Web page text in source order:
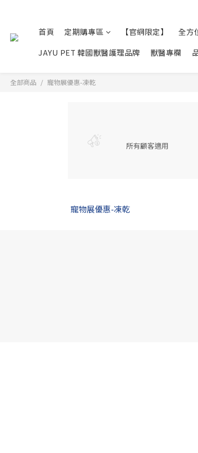
首頁 定期購專區 【官網限定】 全方
JAYU PET 韓國獸醫護理品牌
獸醫專欄
全部商品 寵物展優惠-凍乾
所有顧客適用
寵物展優惠-凍乾